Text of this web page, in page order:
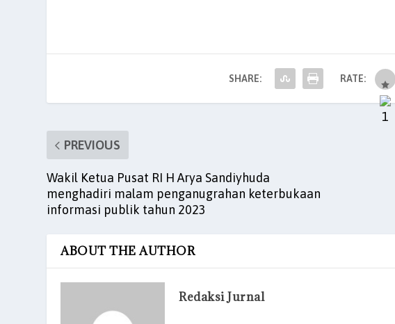
b
A dI
n
t
SHARE: RATE:
PREVIOUS
Wakil Ketua Pusat RI H Arya Sandiyhuda
menghadiri malam penganugrahan keterbukaan
informasi publik tahun 2023
ABOUT THE AUTHOR
Redaksi Jurnal